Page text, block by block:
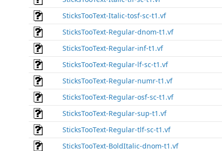
SticksTooText-Italic-tosf-sc-t1.vf
SticksTooText-Regular-dnom-t1.vf
SticksTooText-Regular-inf-t1.vf
SticksTooText-Regular-lf-sc-t1.vf
SticksTooText-Regular-numr-t1.vf
SticksTooText-Regular-osf-sc-t1.vf
SticksTooText-Regular-sup-t1.vf
SticksTooText-Regular-tlf-sc-t1.vf
SticksTooText-BoldItalic-dnom-t1.vf